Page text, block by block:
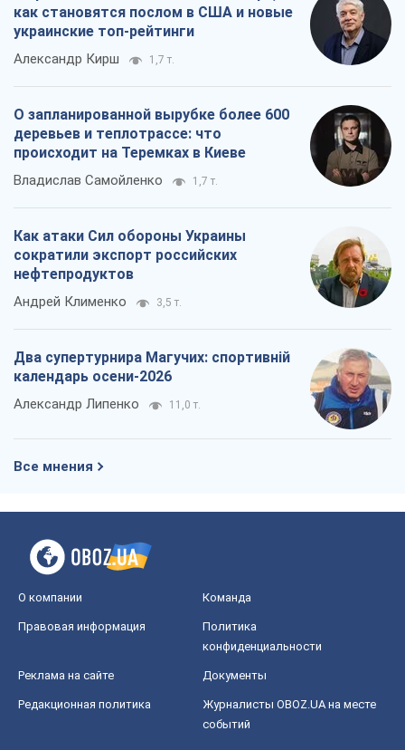
как становятся послом в США и новые
украинские топ-рейтинги
Александр Кирш 1,7 т.
О запланированной вырубке более 600
деревьев и теплотрассе: что
происходит на Теремках в Киеве
Владислав Самойленко 1,7 т.
Как атаки Сил обороны Украины
сократили экспорт российских
нефтепродуктов
Андрей Клименко 3,5 т.
Два супертурнира Магучих: спортивній
календарь осени-2026
Александр Липенко 11,0 т.
Все мнения
О компании Команда
Правовая информация
Политика
конфиденциальности
Реклама на сайте Документы
Редакционная политика
Журналисты OBOZ.UA на месте
событий